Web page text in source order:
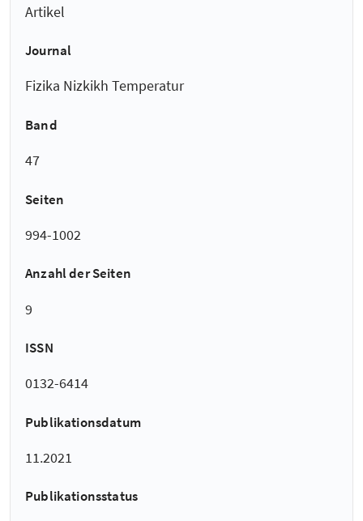
Artikel
Journal
Fizika Nizkikh Temperatur
Band
47
Seiten
994-1002
Anzahl der Seiten
9
ISSN
0132-6414
Publikationsdatum
11.2021
Publikationsstatus